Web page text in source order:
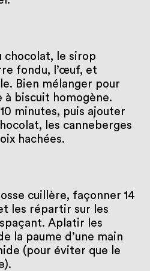
chocolat, le sirop
fondu, l’œuf, et
Bien mélanger pour
biscuit homogène.
minutes, puis ajouter
les canneberges
hachées.
cuillère, façonner 14
les répartir sur les
Aplatir les
la paume d’une main
(pour éviter que le